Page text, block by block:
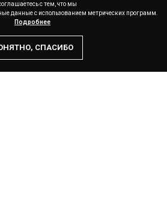
с тем, что мы
данные с использованием метрических программ.
Подробнее
СПАСИБО